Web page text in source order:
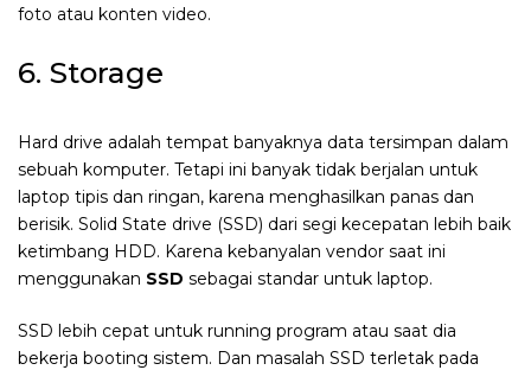
foto atau konten video.
6. Storage
Hard drive adalah tempat banyaknya data tersimpan dalam
sebuah komputer. Tetapi ini banyak tidak berjalan untuk
laptop tipis dan ringan, karena menghasilkan panas dan
berisik. Solid State drive (SSD) dari segi kecepatan lebih baik
ketimbang HDD. Karena kebanyalan vendor saat ini
menggunakan SSD sebagai standar untuk laptop.
SSD lebih cepat untuk running program atau saat dia
bekerja booting sistem. Dan masalah SSD terletak pada